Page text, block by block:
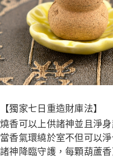
【獨家七日重造財庫法】
燒香可以上供諸神並且淨
當香氣環繞於室不但可以
諸神降臨守護，每顆葫蘆